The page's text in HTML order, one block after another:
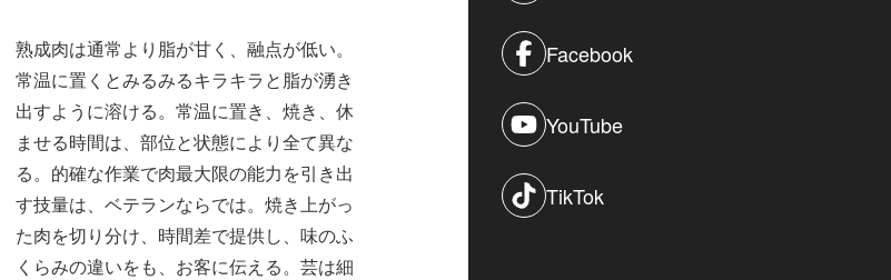
熟成肉は通常より脂が甘く、融点が低い。
常温に置くとみるみるキラキラと脂が湧き
出すように溶ける。常温に置き、焼き、休
ませる時間は、部位と状態により全て異な
る。的確な作業で肉最大限の能力を引き出
す技量は、ベテランならでは。焼き上がっ
た肉を切り分け、時間差で提供し、味のふ
くらみの違いをも、お客に伝える。芸は細
Facebook
YouTube
TikTok